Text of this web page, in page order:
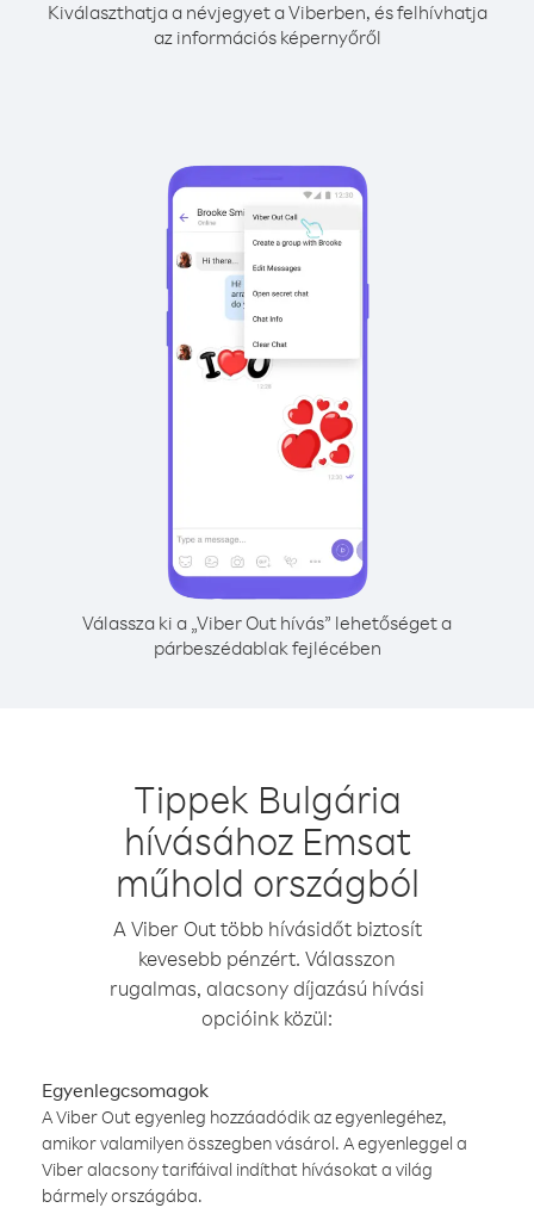
Kiválaszthatja a névjegyet a Viberben, és felhívhatja
az információs képernyőről
Válassza ki a „Viber Out hívás” lehetőséget a
párbeszédablak fejlécében
Tippek Bulgária
hívásához Emsat
műhold országból
A Viber Out több hívásidőt biztosít
kevesebb pénzért. Válasszon
rugalmas, alacsony díjazású hívási
opcióink közül:
Egyenlegcsomagok
A Viber Out egyenleg hozzáadódik az egyenlegéhez,
amikor valamilyen összegben vásárol. A egyenleggel a
Viber alacsony tarifáival indíthat hívásokat a világ
bármely országába.